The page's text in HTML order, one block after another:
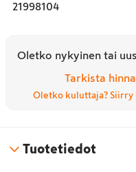
21998104
Oletko nykyinen tai
Tarkista
Oletko kuluttaja? Siirry
Tuotetiedot